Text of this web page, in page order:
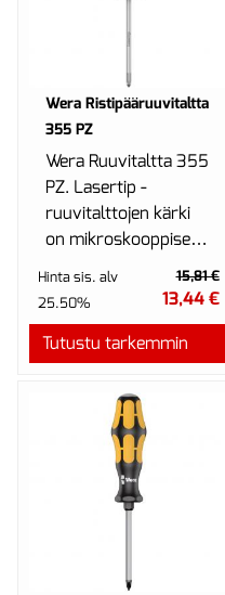
Wera Ristipääruuvitaltta
355 PZ
Wera Ruuvitaltta 355
PZ. Lasertip -
ruuvitalttojen kärki
on mikroskooppisesti
karhennettu
lasersäteellä ja
Hinta sis. alv
25.50%
15,81 €
13,44 €
Tutustu tarkemmin